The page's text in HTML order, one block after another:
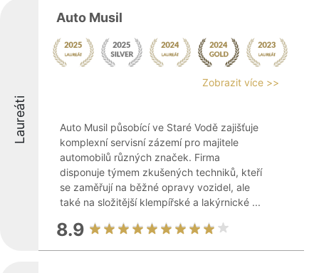
Laureáti
Auto Musil
Zobrazit více >>
Auto Musil působící ve Staré Vodě zajišťuje
komplexní servisní zázemí pro majitele
automobilů různých značek. Firma
disponuje týmem zkušených techniků, kteří
se zaměřují na běžné opravy vozidel, ale
také na složitější klempířské a lakýrnické ...
8.9